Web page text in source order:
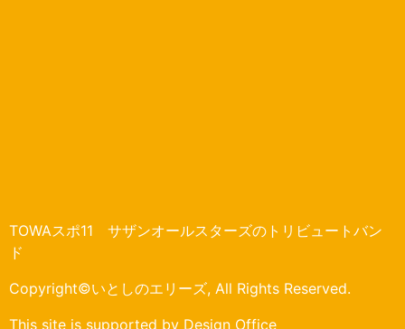
TOWAスポ11 サザンオールスターズのトリビュートバン
ド
Copyright©いとしのエリーズ, All Rights Reserved.
This site is supported by Design Office